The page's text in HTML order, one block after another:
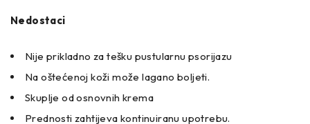
Nedostaci
Nije prikladno za tešku pustularnu psorijazu
Na oštećenoj koži može lagano boljeti.
Skuplje od osnovnih krema
Prednosti zahtijeva kontinuiranu upotrebu.